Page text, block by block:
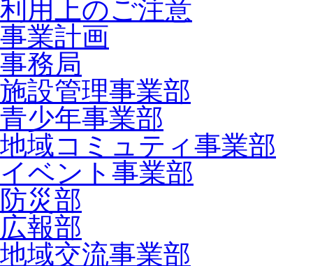
利用上のご注意
事業計画
事務局
施設管理事業部
青少年事業部
地域コミュティ事業部
イベント事業部
防災部
広報部
地域交流事業部